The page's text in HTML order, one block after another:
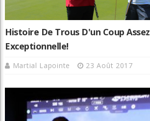
Histoire De Trous D'un Coup Assez
Exceptionnelle!
Martial Lapointe 23 Août 2017